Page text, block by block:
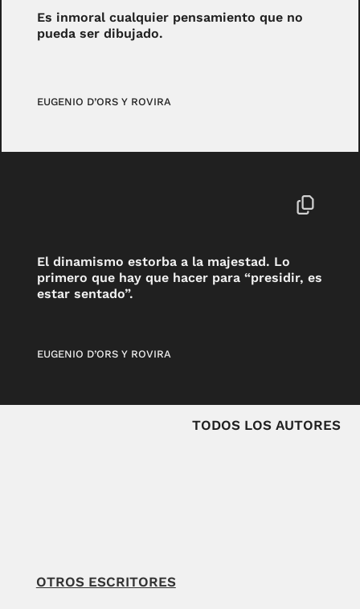
Es inmoral cualquier pensamiento que no
pueda ser dibujado.
EUGENIO D’ORS Y ROVIRA
El dinamismo estorba a la majestad. Lo
primero que hay que hacer para “presidir, es
estar sentado”.
EUGENIO D’ORS Y ROVIRA
TODOS LOS AUTORES
OTROS ESCRITORES